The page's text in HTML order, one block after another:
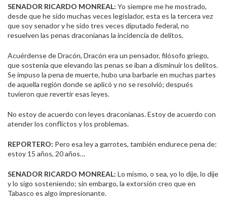
SENADOR RICARDO MONREAL: Yo siempre me he mostrado,
desde que he sido muchas veces legislador, esta es la tercera vez
que soy senador y he sido tres veces diputado federal, no
resuelven las penas draconianas la incidencia de delitos.
Acuérdense de Dracón, Dracón era un pensador, filósofo griego,
que sostenía que elevando las penas se iban a disminuir los delitos.
Se impuso la pena de muerte, hubo una barbarie en muchas partes
de aquella región donde se aplicó y no se resolvió; después
tuvieron que revertir esas leyes.
No estoy de acuerdo con leyes draconianas. Estoy de acuerdo con
atender los conflictos y los problemas.
REPORTERO: Pero esa ley a garrotes, también endurece pena de:
estoy 15 años, 20 años…
SENADOR RICARDO MONREAL: Lo mismo, o sea, yo lo dije, lo dije
y lo sigo sosteniendo; sin embargo, la extorsión creo que en
Tabasco es algo impresionante.